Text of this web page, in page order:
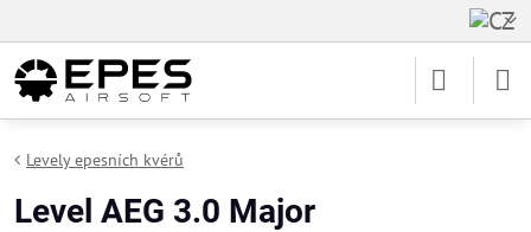
Levely epesních kvérů
Level AEG 3.0 Major